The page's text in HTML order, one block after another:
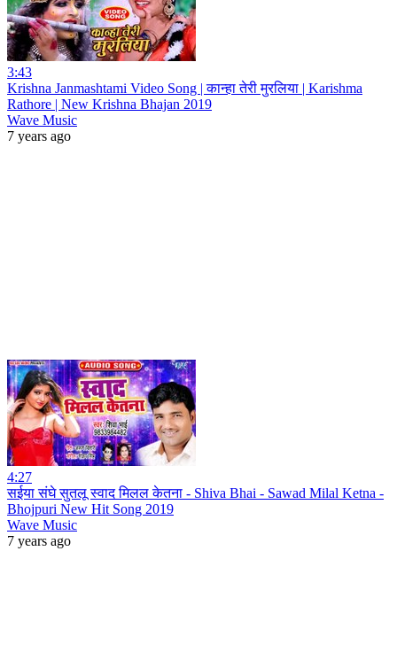
3:43
Krishna Janmashtami Video Song | कान्हा तेरी मुरलिया | Karishma
Rathore | New Krishna Bhajan 2019
Wave Music
7 years ago
4:27
सईया संघे सुतलू स्वाद मिलल केतना - Shiva Bhai - Sawad Milal Ketna -
Bhojpuri New Hit Song 2019
Wave Music
7 years ago